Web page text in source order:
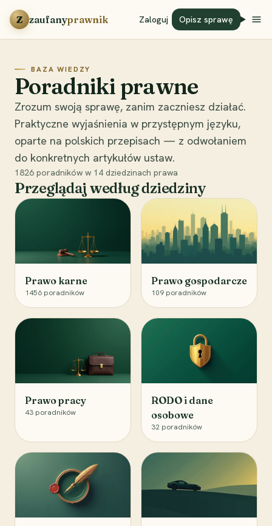
Przejdź do treści
Z zaufanyprawnik Zaloguj Opisz sprawę
BAZA WIEDZY
Poradniki prawne
Zrozum swoją sprawę, zanim zaczniesz działać.
Praktyczne wyjaśnienia w przystępnym języku,
oparte na polskich przepisach — z odwołaniem
do konkretnych artykułów ustaw.
1826 poradników w 14 dziedzinach prawa
Przeglądaj według dziedziny
Prawo karne
1456 poradników
Prawo gospodarcze
109 poradników
Prawo pracy
43 poradników
RODO i dane
osobowe
32 poradników